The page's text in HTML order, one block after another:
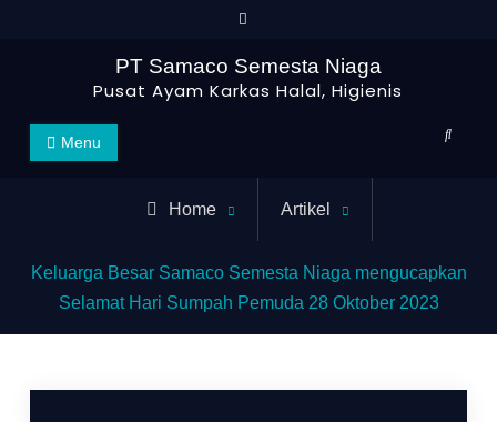
PT Samaco Semesta Niaga
Pusat Ayam Karkas Halal, Higienis
Menu
Home Artikel
Keluarga Besar Samaco Semesta Niaga mengucapkan
Selamat Hari Sumpah Pemuda 28 Oktober 2023